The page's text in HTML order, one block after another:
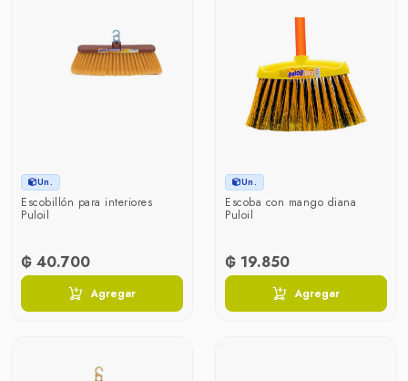
Un.
Escobillón para interiores
Puloil
₲ 40.700
Agregar
Un.
Escoba con mango diana
Puloil
₲ 19.850
Agregar